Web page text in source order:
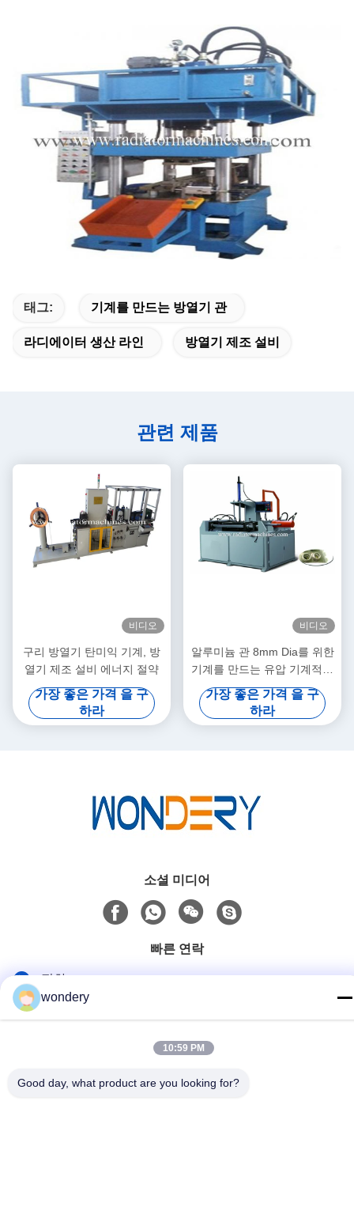
태그: 기계를 만드는 방열기 관
라디에이터 생산 라인 방열기 제조 설비
관련 제품
비디오
구리 방열기 탄미익 기계, 방
열기 제조 설비 에너지 절약
가장 좋은 가격 을 구
하라
비디오
알루미늄 관 8mm Dia를 위한
기계를 만드는 유압 기계적인
방열기
가장 좋은 가격 을 구
하라
소셜 미디어
빠른 연락
전화
86-153-0529-9442
주소
wondery
10:59 PM
Good day, what product are you looking for?